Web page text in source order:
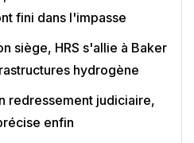
fini dans l'impasse
siège, HRS s'allie à Baker
hydrogène
redressement judiciaire,
enfin